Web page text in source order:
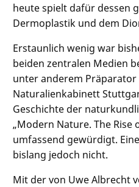
heute spielt dafür dessen
Dermoplastik und dem
Erstaunlich wenig war
beiden zentralen Medien
unter anderem
Naturalienkabinett
Geschichte der
„Modern Nature. The Rise
umfassend gewürdigt.
bislang jedoch nicht.
Mit der von Uwe Albrecht